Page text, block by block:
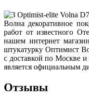
Волна декоративное
работ от известного
нашем интернет
штукатурку Оптимист
с доставкой по Москве
является официальным
Отзывы